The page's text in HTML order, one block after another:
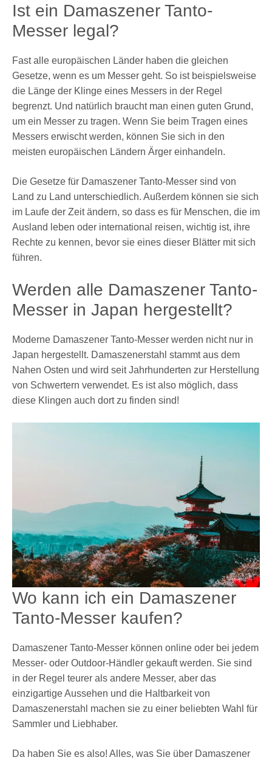
Ist ein Damaszener Tanto-
Messer legal?
Fast alle europäischen Länder haben die gleichen
Gesetze, wenn es um Messer geht. So ist beispielsweise
die Länge der Klinge eines Messers in der Regel
begrenzt. Und natürlich braucht man einen guten Grund,
um ein Messer zu tragen. Wenn Sie beim Tragen eines
Messers erwischt werden, können Sie sich in den
meisten europäischen Ländern Ärger einhandeln.
Die Gesetze für Damaszener Tanto-Messer sind von
Land zu Land unterschiedlich. Außerdem können sie sich
im Laufe der Zeit ändern, so dass es für Menschen, die im
Ausland leben oder international reisen, wichtig ist, ihre
Rechte zu kennen, bevor sie eines dieser Blätter mit sich
führen.
Werden alle Damaszener Tanto-
Messer in Japan hergestellt?
Moderne Damaszener Tanto-Messer werden nicht nur in
Japan hergestellt. Damaszenerstahl stammt aus dem
Nahen Osten und wird seit Jahrhunderten zur Herstellung
von Schwertern verwendet. Es ist also möglich, dass
diese Klingen auch dort zu finden sind!
Wo kann ich ein Damaszener
Tanto-Messer kaufen?
Damaszener Tanto-Messer können online oder bei jedem
Messer- oder Outdoor-Händler gekauft werden. Sie sind
in der Regel teurer als andere Messer, aber das
einzigartige Aussehen und die Haltbarkeit von
Damaszenerstahl machen sie zu einer beliebten Wahl für
Sammler und Liebhaber.
Da haben Sie es also! Alles, was Sie über Damaszener